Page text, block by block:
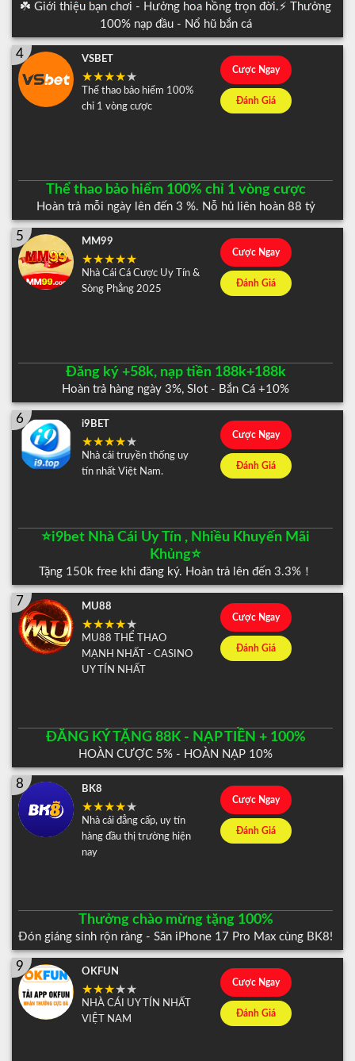
☘️ Giới thiệu bạn chơi - Hưởng hoa hồng trọn đời.⚡️ Thưởng
100% nạp đầu - Nổ hũ bắn cá
4 VSBET
Thể thao bảo hiểm 100%
chỉ 1 vòng cược
Thể thao bảo hiểm 100% chỉ 1 vòng cược
Hoàn trả mỗi ngày lên đến 3 %. Nỗ hủ liên hoàn 88 tỷ
Cược Ngay
Đánh Giá
5 MM99
Nhà Cái Cá Cược Uy Tín &
Sòng Phẳng 2025
Đăng ký +58k, nạp tiền 188k+188k
Hoàn trả hàng ngày 3%, Slot - Bắn Cá +10%
Cược Ngay
Đánh Giá
6 i9BET
Nhà cái truyền thống uy
tín nhất Việt Nam.
⭐️i9bet Nhà Cái Uy Tín , Nhiều Khuyến Mãi
Khủng⭐️
Tặng 150k free khi đăng ký. Hoàn trả lên đến 3.3%！
Cược Ngay
Đánh Giá
7 MU88
MU88 THỂ THAO
MẠNH NHẤT - CASINO
UY TÍN NHẤT
ĐĂNG KÝ TẶNG 88K - NẠP TIỀN + 100%
HOÀN CƯỢC 5% - HOÀN NẠP 10%
Cược Ngay
Đánh Giá
8 BK8
Nhà cái đẳng cấp, uy tín
hàng đầu thị trường hiện
nay
Thưởng chào mừng tặng 100%
Đón giáng sinh rộn ràng - Săn iPhone 17 Pro Max cùng BK8!
Cược Ngay
Đánh Giá
9 OKFUN
NHÀ CÁI UY TÍN NHẤT
VIỆT NAM
Cược Ngay
Đánh Giá